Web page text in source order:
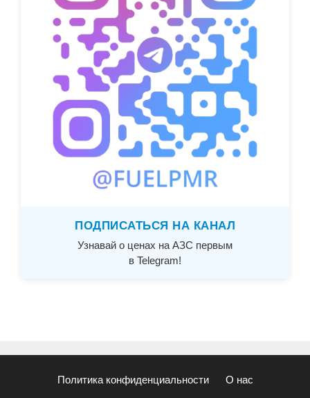
ПОДПИСАТЬСЯ НА КАНАЛ
Узнавай о ценах на АЗС первым
в Telegram!
Политика конфиденциальности О нас